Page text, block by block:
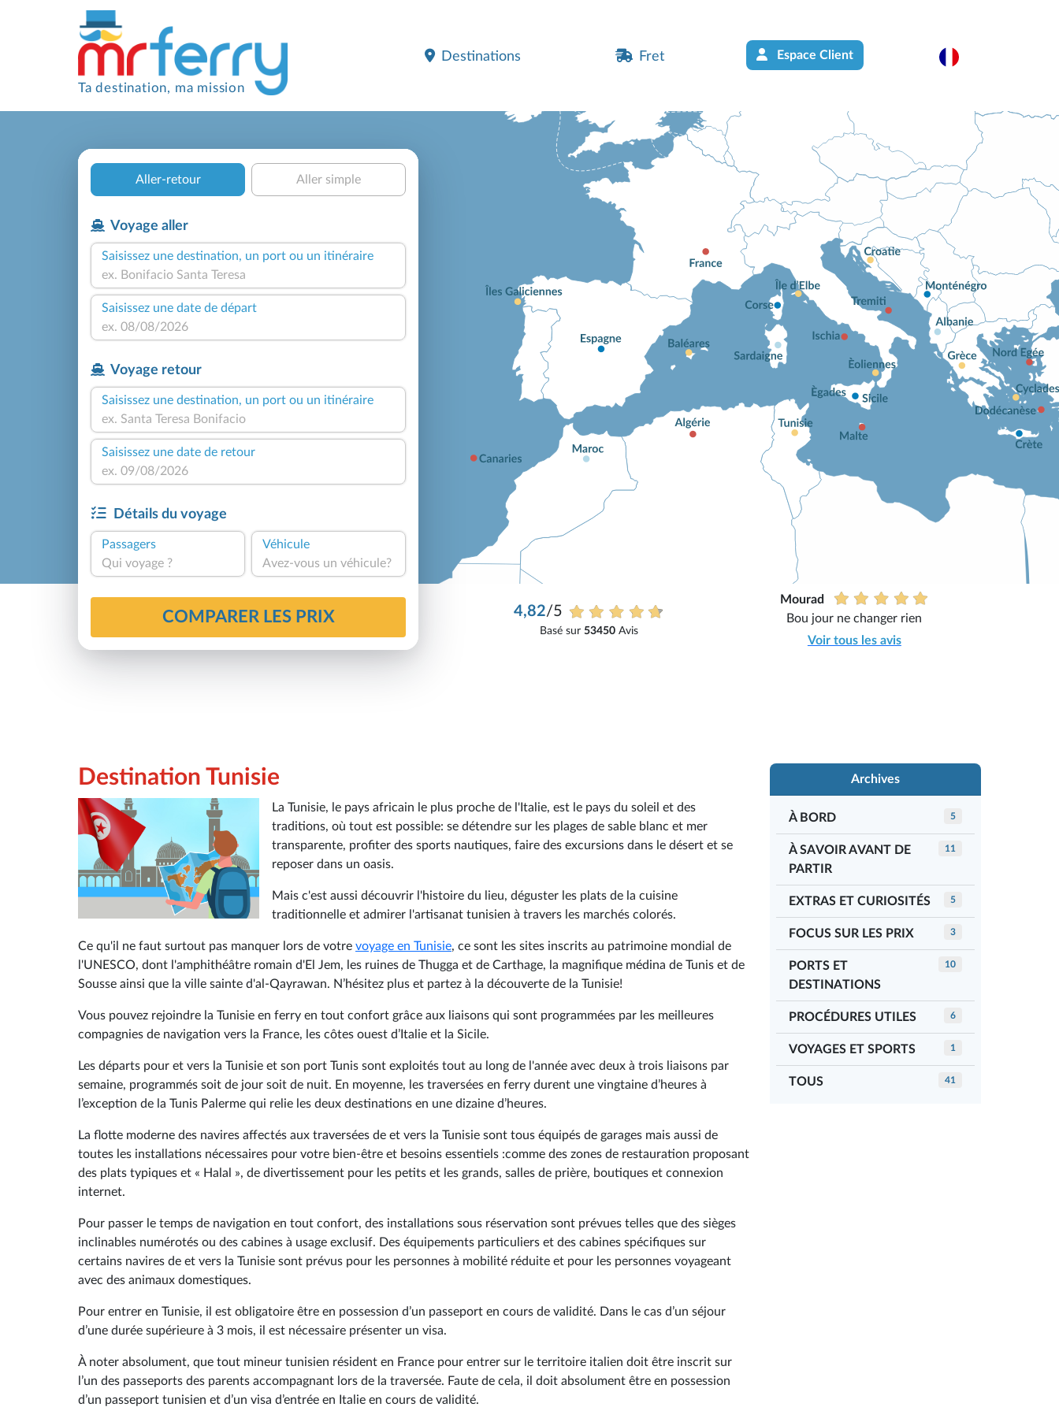
Ta destination, ma mission
Destinations Fret Espace Client
Aller-retour Aller simple
Voyage aller
Saisissez une destination, un port ou un itinéraire
Saisissez une date de départ
Voyage retour
Saisissez une destination, un port ou un itinéraire
Saisissez une date de retour
Détails du voyage
Passagers
Qui voyage ?
Véhicule
Avez-vous un véhicule?
COMPARER LES PRIX 4,82/5
Basé sur 53450Avis
Mourad
Bou jour ne changer rien
Voir tous les avis
Destination Tunisie
La Tunisie, le pays africain le plus proche de l'Italie, est le pays du soleil et des
traditions, où tout est possible: se détendre sur les plages de sable blanc et mer
transparente, profiter des sports nautiques, faire des excursions dans le désert et se
reposer dans un oasis.
Mais c'est aussi découvrir l'histoire du lieu, déguster les plats de la cuisine
traditionnelle et admirer l'artisanat tunisien à travers les marchés colorés.
Ce qu'il ne faut surtout pas manquer lors de votre voyage en Tunisie, ce sont les sites inscrits au patrimoine mondial de
l'UNESCO, dont l'amphithéâtre romain d'El Jem, les ruines de Thugga et de Carthage, la magnifique médina de Tunis et de
Sousse ainsi que la ville sainte d'al-Qayrawan. N’hésitez plus et partez à la découverte de la Tunisie!
Vous pouvez rejoindre la Tunisie en ferry en tout confort grâce aux liaisons qui sont programmées par les meilleures
compagnies de navigation vers la France, les côtes ouest d’Italie et la Sicile.
Les départs pour et vers la Tunisie et son port Tunis sont exploités tout au long de l'année avec deux à trois liaisons par
semaine, programmés soit de jour soit de nuit. En moyenne, les traversées en ferry durent une vingtaine d’heures à
l’exception de la Tunis Palerme qui relie les deux destinations en une dizaine d’heures.
La flotte moderne des navires affectés aux traversées de et vers la Tunisie sont tous équipés de garages mais aussi de
toutes les installations nécessaires pour votre bien-être et besoins essentiels :comme des zones de restauration proposant
des plats typiques et « Halal », de divertissement pour les petits et les grands, salles de prière, boutiques et connexion
internet.
Pour passer le temps de navigation en tout confort, des installations sous réservation sont prévues telles que des sièges
inclinables numérotés ou des cabines à usage exclusif. Des équipements particuliers et des cabines spécifiques sur
certains navires de et vers la Tunisie sont prévus pour les personnes à mobilité réduite et pour les personnes voyageant
avec des animaux domestiques.
Pour entrer en Tunisie, il est obligatoire être en possession d’un passeport en cours de validité. Dans le cas d’un séjour
d’une durée supérieure à 3 mois, il est nécessaire présenter un visa.
À noter absolument, que tout mineur tunisien résident en France pour entrer sur le territoire italien doit être inscrit sur
l’un des passeports des parents accompagnant lors de la traversée. Faute de cela, il doit absolument être en possession
d’un passeport tunisien et d’un visa d’entrée en Italie en cours de validité.
Archives
À BORD 5
À SAVOIR AVANT DE
PARTIR
11
EXTRAS ET CURIOSITÉS 5
FOCUS SUR LES PRIX 3
PORTS ET
DESTINATIONS
10
PROCÉDURES UTILES 6
VOYAGES ET SPORTS 1
TOUS 41